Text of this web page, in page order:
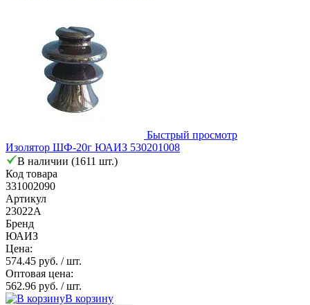
Быстрый просмотр
Изолятор ШФ-20г ЮАИЗ 530201008
В наличии (1611 шт.)
Код товара
331002090
Артикул
23022А
Бренд
ЮАИЗ
Цена:
574.45 руб. / шт.
Оптовая цена:
562.96 руб. / шт.
В корзину